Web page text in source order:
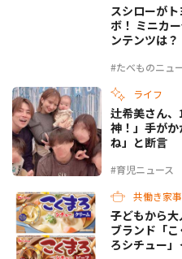
#たべものニュ
スシローが
ボ！ ミニカ
ンテンツは？
ライフ
#育児ニュース
辻希美さん
神！」手が
ね」と断言
共働き家事
子どもから
ブランド「
ろシチュー